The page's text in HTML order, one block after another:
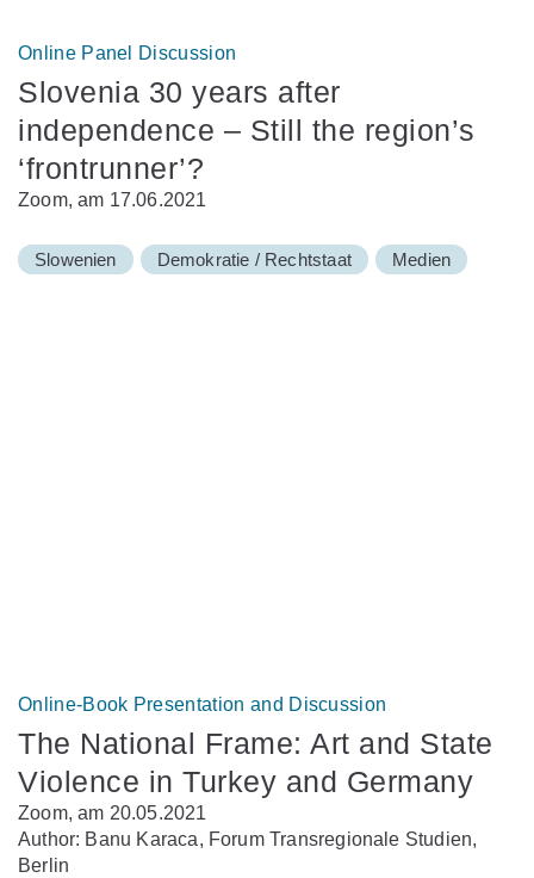
Online Panel Discussion
Slovenia 30 years after
independence – Still the region’s
‘frontrunner’?
Zoom, am 17.06.2021
Slowenien Demokratie / Rechtstaat Medien
Online-Book Presentation and Discussion
The National Frame: Art and State
Violence in Turkey and Germany
Zoom, am 20.05.2021
Author: Banu Karaca, Forum Transregionale Studien,
Berlin